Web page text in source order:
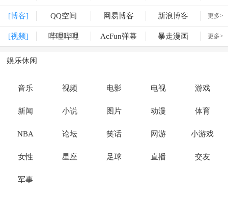
[博客] QQ空间 网易博客 新浪博客 更多>
[视频] 哔哩哔哩 AcFun弹幕 暴走漫画 更多>
娱乐休闲
音乐 视频 电影 电视 游戏
新闻 小说 图片 动漫 体育
NBA 论坛 笑话 网游 小游戏
女性 星座 足球 直播 交友
军事